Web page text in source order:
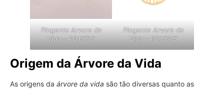
Pingente Arvore da
Vida – PG15715
Pingente Arvore da
Vida – PG15715
Origem da Árvore da Vida
As origens da árvore da vida são tão diversas quanto as